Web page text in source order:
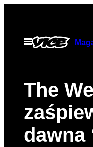
contentOpen
Menu
The
dawna